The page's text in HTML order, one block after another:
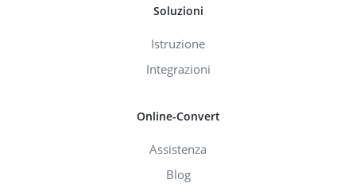
Soluzioni
Istruzione
Integrazioni
Online-Convert
Assistenza
Blog